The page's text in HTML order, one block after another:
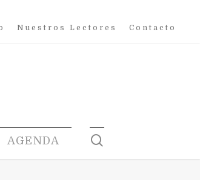
Nuestros Lectores Contacto
AGENDA